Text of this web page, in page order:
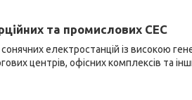
та промислових СЕС
електростанцій із високою
центрів, офісних комплексів та